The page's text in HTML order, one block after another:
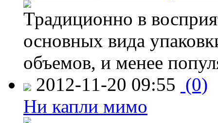
Традиционно в
основных вида
объемов, и менее
2012-11-20 09:55 (0)
Ни капли мимо